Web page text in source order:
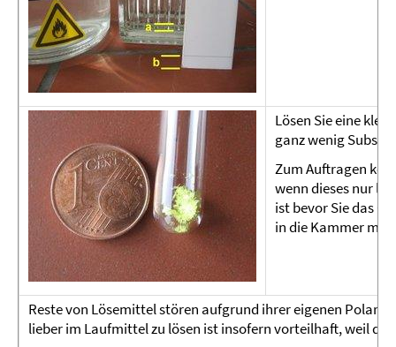
Lösen Sie eine
ganz wenig
Zum Auftragen
wenn dieses nur
ist bevor Sie das
in die Kammer mit
Reste von Lösemittel stören aufgrund ihrer eigenen
lieber im Laufmittel zu lösen ist insofern vorteilhaft, weil